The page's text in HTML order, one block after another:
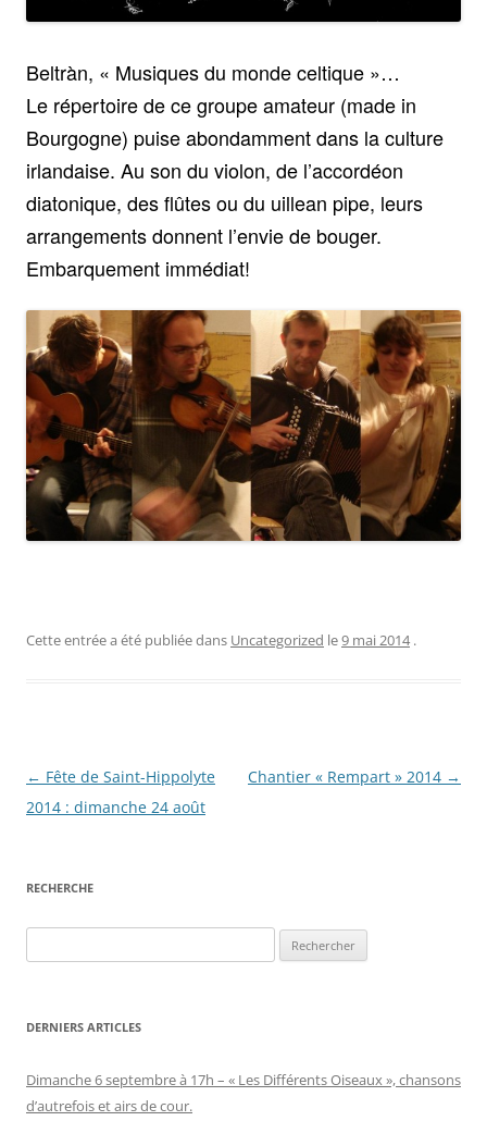
Beltràn, « Musiques du monde celtique »…
Le répertoire de ce groupe amateur (made in
Bourgogne) puise abondamment dans la culture
irlandaise. Au son du violon, de l’accordéon
diatonique, des flûtes ou du uillean pipe, leurs
arrangements donnent l’envie de bouger.
Embarquement immédiat!
Cette entrée a été publiée dans Uncategorized le9 mai 2014 .
Navigation
des
← Fête de Saint-Hippolyte
2014 : dimanche 24 août
Chantier « Rempart » 2014 →
RECHERCHE
DERNIERS ARTICLES
Dimanche 6 septembre à 17h – « Les Différents Oiseaux », chansons
d’autrefois et airs de cour.